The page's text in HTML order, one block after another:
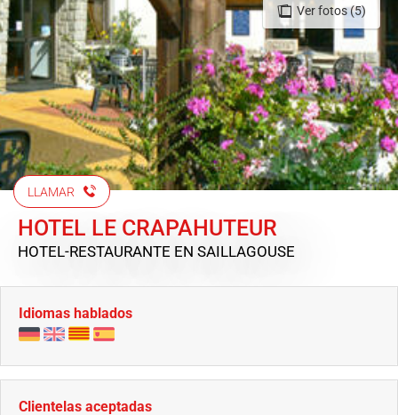
Ver fotos (5)
LLAMAR
HOTEL LE CRAPAHUTEUR
HOTEL-RESTAURANTE EN SAILLAGOUSE
Idiomas hablados
Clientelas aceptadas